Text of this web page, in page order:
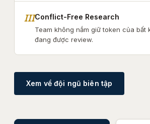
IIIConflict-Free Research
Team không nắm giữ token của bất
đang được review.
Xem về đội ngũ biên tập